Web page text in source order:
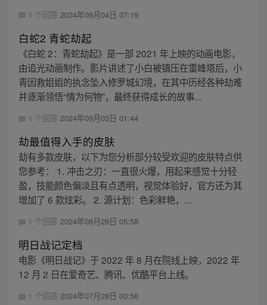
1 个回答 2024年09月04日 07:19
白蛇2 青蛇劫起
《白蛇 2：青蛇劫起》是一部 2021 年上映的动画电影，
由追光动画制作。影片讲述了小白被镇压在雷峰塔后，小
青因救姐姐的执念坠入修罗城幻境，在其中历经各种劫难
并逐渐领悟“情为何物”，最终获得成长的故事...
1 个回答 2024年09月03日 01:44
劫最值得入手的皮肤
劫有多款皮肤，以下为您分析部分较受欢迎的皮肤特点供
您参考： 1. 冲击之刃：一直很火爆，用起来感觉十分轻
盈，技能颜色偏淡且有点透明，视觉体验好，官方还为其
增加了 6 款炫彩。 2. 源计划：色彩鲜艳，...
1 个回答 2024年08月29日 05:58
明日战记定档
电影《明日战记》于 2022 年 8 月在院线上映，2022 年
12 月 2 日在爱奇艺、腾讯、优酷平台上线。
1 个回答 2024年07月28日 00:56